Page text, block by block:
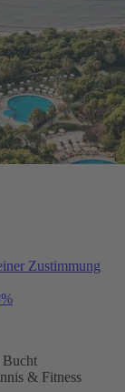
Zustimmung
Bucht
& Fitness